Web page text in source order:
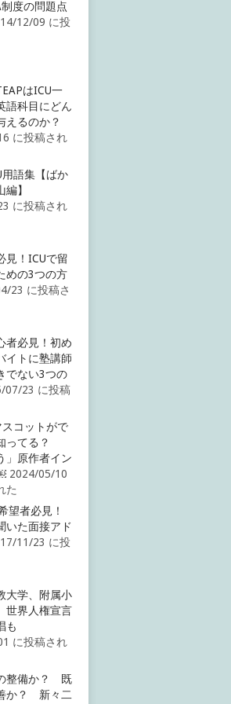
度の問題点
12/09 に投
はICU一
語科目にどん
えるのか？
に投稿され
用語集【ばか
】
に投稿され
見！ICUで留
めの3つの方
23 に投稿さ
者必見！初め
イトに塾講師
でない3つの
07/23 に投稿
コットがで
ってる？
」原作者イン
2024/05/10
た
望者必見！
いた面接アド
11/23 に投
大学、附属小
界人権宣言
も
に投稿され
整備か？ 既
か？ 新々二